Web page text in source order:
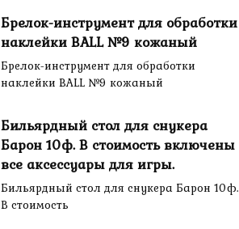
Брелок-инструмент для обработки
наклейки BALL №9 кожаный
Брелок-инструмент для обработки
наклейки BALL №9 кожаный
Бильярдный стол для снукера
Барон 10ф. В стоимость включены
все аксессуары для игры.
Бильярдный стол для снукера Барон 10ф.
В стоимость